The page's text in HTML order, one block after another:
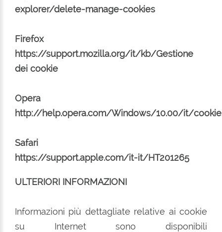
explorer/delete-manage-cookies
Firefox
https://support.mozilla.org/it/kb/Gestione
dei cookie
Opera
http://help.opera.com/Windows/10.00/it/
Safari
https://support.apple.com/it-it/HT201265
ULTERIORI INFORMAZIONI
Informazioni più dettagliate relative ai cookie
su Internet sono disponibili